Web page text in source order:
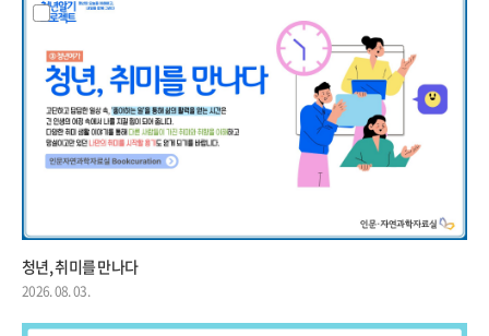
청년, 취미를 만나다
2026. 08. 03.